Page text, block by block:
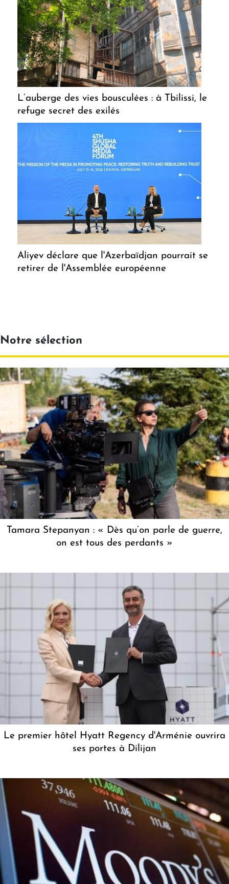
L’auberge des vies bousculées : à Tbilissi, le
refuge secret des exilés
Aliyev déclare que l'Azerbaïdjan pourrait se
retirer de l'Assemblée européenne
Notre sélection
Tamara Stepanyan : « Dès qu’on parle de guerre,
on est tous des perdants »
Le premier hôtel Hyatt Regency d'Arménie ouvrira
ses portes à Dilijan